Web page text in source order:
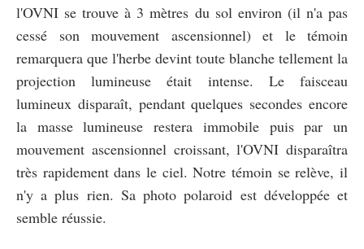
l'OVNI se trouve à 3 mètres du sol environ (il n'a pas
cessé son mouvement ascensionnel) et le témoin
remarquera que l'herbe devint toute blanche tellement la
projection lumineuse était intense. Le faisceau
lumineux disparaît, pendant quelques secondes encore
la masse lumineuse restera immobile puis par un
mouvement ascensionnel croissant, l'OVNI disparaîtra
très rapidement dans le ciel. Notre témoin se relève, il
n'y a plus rien. Sa photo polaroid est développée et
semble réussie.